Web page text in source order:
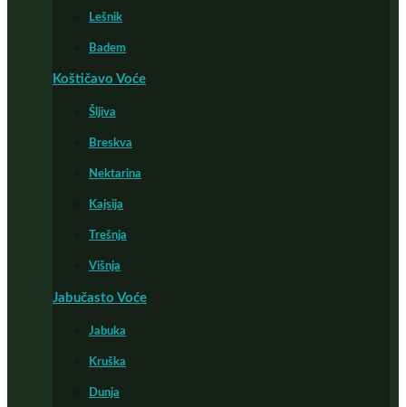
Lešnik
Badem
Koštičavo Voće
Šljiva
Breskva
Nektarina
Kajsija
Trešnja
Višnja
Jabučasto Voće
Jabuka
Kruška
Dunja